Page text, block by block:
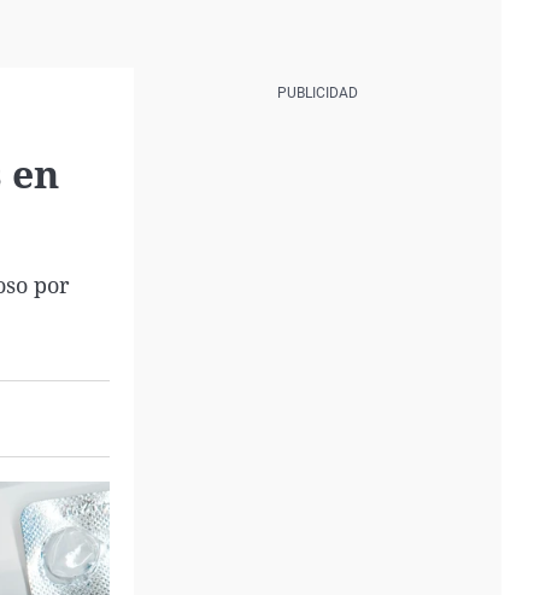
por